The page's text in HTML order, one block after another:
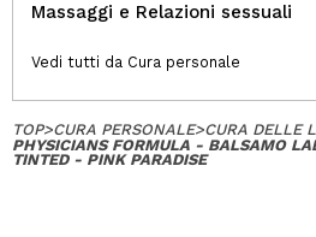
Massaggi e Relazioni sessuali
Vedi tutti da Cura personale
TOP>CURA PERSONALE>CURA DELLE
PHYSICIANS FORMULA - BALSAMO
TINTED - PINK PARADISE